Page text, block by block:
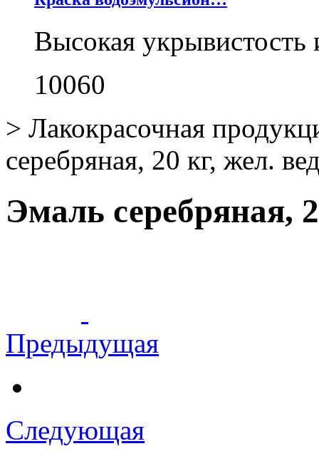
Высокая
10060
> Лакокрасочная
серебряная, 20 кг, жел.
Эмаль серебряная,
Предыдущая
Следующая